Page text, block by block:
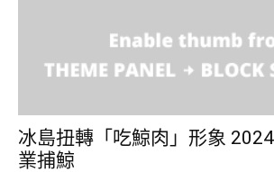
冰島扭轉「吃鯨肉」形象
業捕鯨